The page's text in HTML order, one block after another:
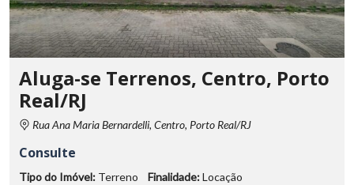
Aluga-se Terrenos, Centro, Porto
Real/RJ
Rua Ana Maria Bernardelli, Centro, Porto Real/RJ
Consulte
Tipo do Imóvel: Terreno Finalidade:Locação